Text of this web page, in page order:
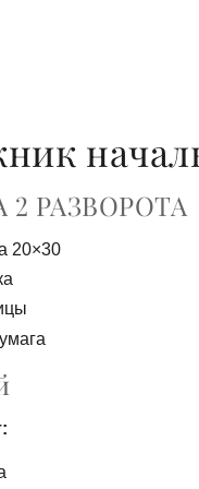
РАЗВОРОТА
20×30